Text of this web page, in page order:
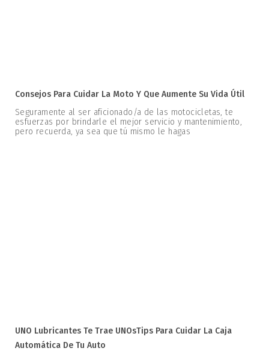
Consejos Para Cuidar La Moto Y Que Aumente Su Vida Útil
Seguramente al ser aficionado/a de las motocicletas, te
esfuerzas por brindarle el mejor servicio y mantenimiento,
pero recuerda, ya sea que tú mismo le hagas
UNO Lubricantes Te Trae UNOsTips Para Cuidar La Caja
Automática De Tu Auto